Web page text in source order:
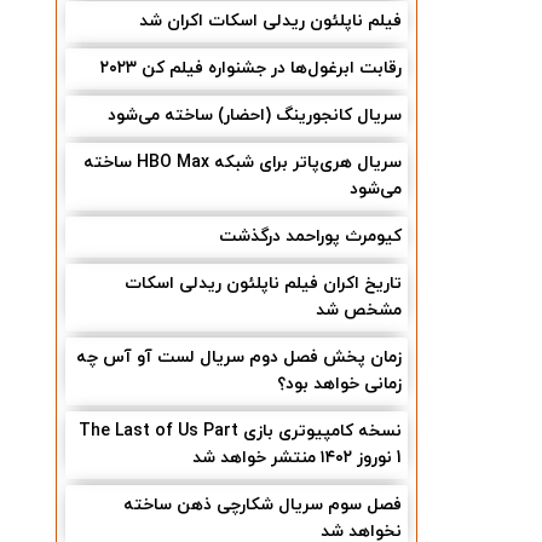
فیلم ناپلئون ریدلی اسکات اکران شد
رقابت ابرغول‌ها در جشنواره فیلم کن ۲۰۲۳
سریال کانجورینگ (احضار) ساخته می‌شود
سریال هری‌پاتر برای شبکه HBO Max ساخته
می‌شود
کیومرث پوراحمد درگذشت
تاریخ اکران فیلم ناپلئون ریدلی اسکات
مشخص شد
زمان پخش فصل دوم سریال لست آو آس چه
زمانی خواهد بود؟
نسخه کامپیوتری بازی The Last of Us Part
1 نوروز ۱۴۰۲ منتشر خواهد شد
فصل سوم سریال شکارچی ذهن ساخته
نخواهد شد